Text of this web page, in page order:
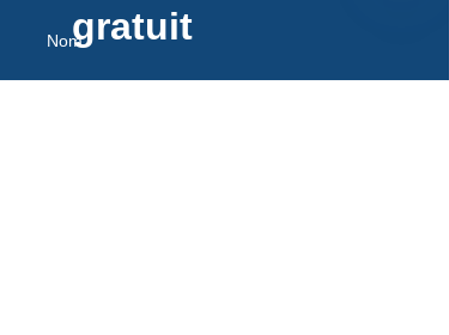
Nomgratuit
FR